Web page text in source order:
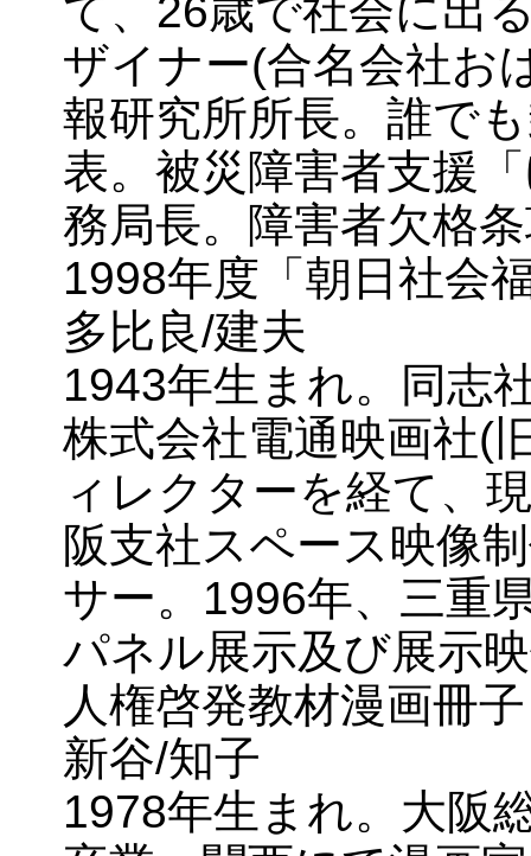
て、26歳で社会に出
ザイナー(合名会社お
報研究所所長。誰で
表。被災障害者支援
務局長。障害者欠格
1998年度「朝日社会
多比良/建夫
1943年生まれ。同志
株式会社電通映画社(
ィレクターを経て、
阪支社スペース映像
サー。1996年、三重
パネル展示及び展示
人権啓発教材漫画冊
新谷/知子
1978年生まれ。大阪